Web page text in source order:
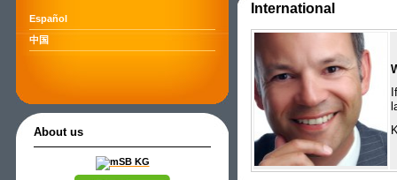
Español
中国
About us
International